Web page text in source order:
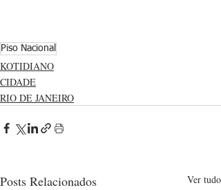
Piso Nacional
KOTIDIANO
CIDADE
RIO DE JANEIRO
Posts Relacionados Ver tudo